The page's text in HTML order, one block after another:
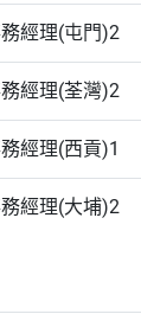
經理(屯門)2
經理(荃灣)2
經理(西貢)1
經理(大埔)2